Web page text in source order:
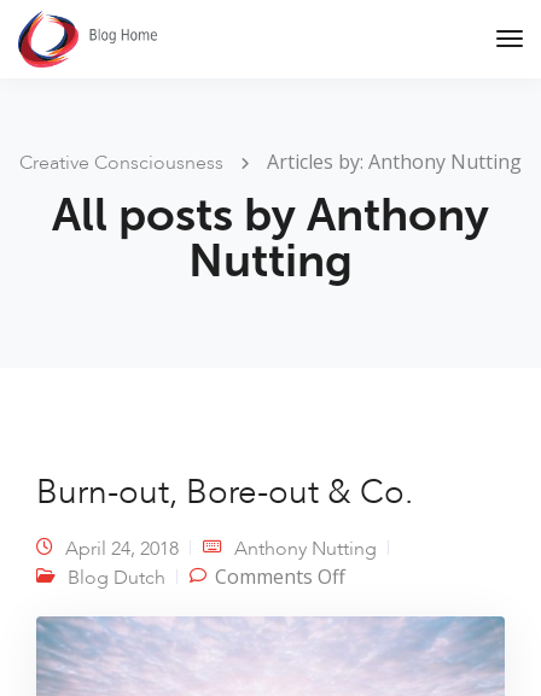
Creative Consciousness Articles by: Anthony Nutting
All posts by Anthony
Nutting
Burn-out, Bore-out & Co.
April 24, 2018
Anthony Nutting
Blog Dutch
Comments Offon Burn-out, Bore-